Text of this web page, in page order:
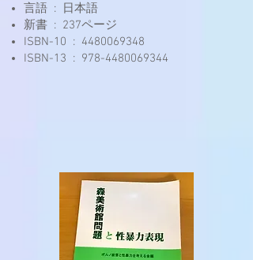
言語 ‏ : ‎ 日本語
新書 ‏ : ‎ 237ページ
ISBN-10 ‏ : ‎ 4480069348
ISBN-13 ‏ : ‎ 978-4480069344